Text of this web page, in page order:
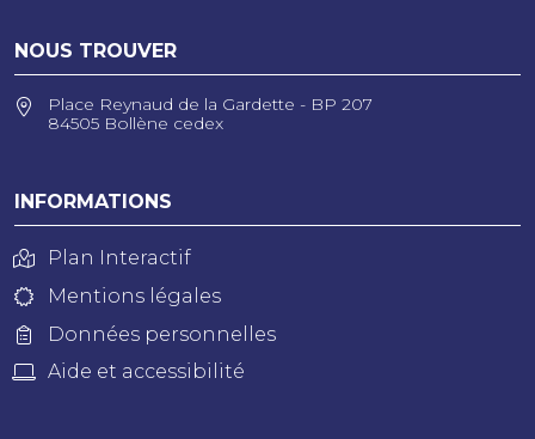
NOUS TROUVER
Place Reynaud de la Gardette - BP 207
84505 Bollène cedex
INFORMATIONS
Plan Interactif
Mentions légales
Données personnelles
Aide et accessibilité